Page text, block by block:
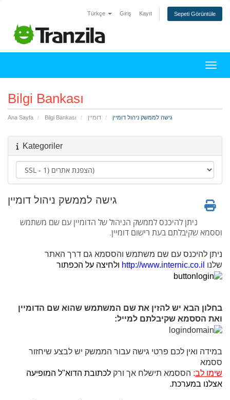
Türkçe Giriş Kayıt Sepeti Görüntüle
Bilgi Bankası
Ana Sayfa Bilgi Bankası דומיין גישה לממשק ניהול דומיין
Kategoriler
גישה לממשק ניהול דומיין
ניתן להיכנס לממשק הניהול של הדומיין עם שם משתמש
וססמא שקיבלתם בעת רישום דומיין.
ניתן להיכנס עם שם משתמש והססמא גם דרך האתר
שלנו http://www.internic.co.il ולחיצה על הכפתור
בחלון הבא יש להזין את שם המשתמש שהוא שם הדומיין
ואת הססמא שקיבלתם למייל:
במידה ואין לכם פרטי גישה עבור הממשק יש לבצע שיחזור
ססמא
שימו לב: הססמא תישלח אך ורק לכתובת הדוא"ל המופיעה
אצלנו במערכת.